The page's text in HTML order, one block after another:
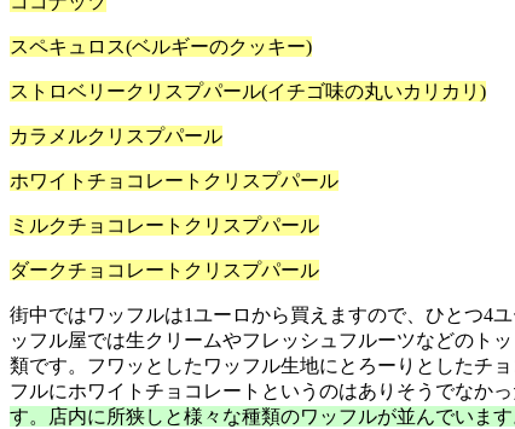
スペキュロス(ベルギーのクッキー)
ストロベリークリスプパール(イチゴ味の丸いカリカリ)
カラメルクリスプパール
ホワイトチョコレートクリスプパール
ミルクチョコレートクリスプパール
ダークチョコレートクリスプパール
街中ではワッフルは1ユーロから買えますので、ひとつ4
ッフル屋では生クリームやフレッシュフルーツなどのト
類です。フワッとしたワッフル生地にとろーりとしたチ
フルにホワイトチョコレートというのはありそうでなか
す。店内に所狭しと様々な種類のワッフルが並んでいま